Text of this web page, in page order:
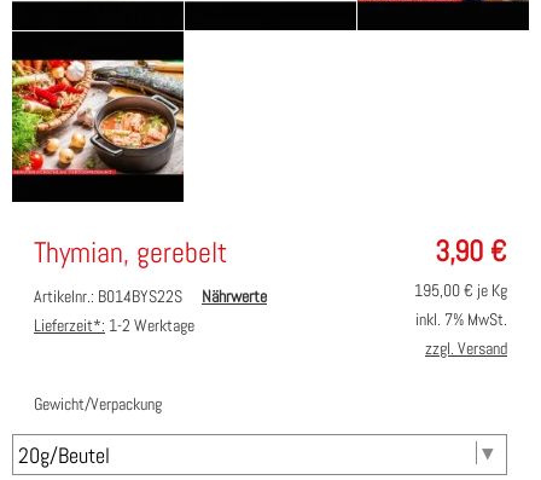
3,90 €
Thymian, gerebelt
Artikelnr.: B014BYS22S
Nährwerte
Lieferzeit*: 1-2 Werktage
195,00€ je Kg
inkl. 7% MwSt.
zzgl. Versand
Gewicht/Verpackung